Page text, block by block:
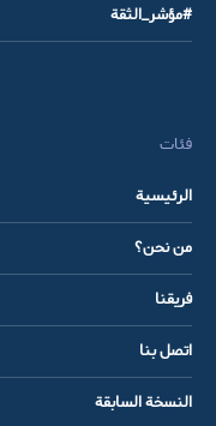
#مؤشر_الثقة
فئات
الرئيسية
من نحن؟
فريقنا
اتصل بنا
النسخة السابقة